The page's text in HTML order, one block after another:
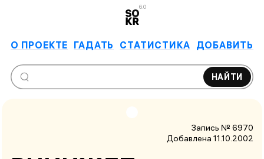
6.0
О ПРОЕКТЕ ГАДАТЬ СТАТИСТИКА ДОБАВИТЬ
НАЙТИ
Запись № 6970
Добавлена 11.10.2002